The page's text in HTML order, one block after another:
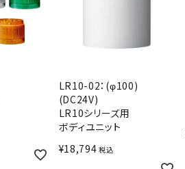
LR10-02：(φ100)
(DC24V)
LR10シリーズ用
ボディユニット
¥18,794 税込